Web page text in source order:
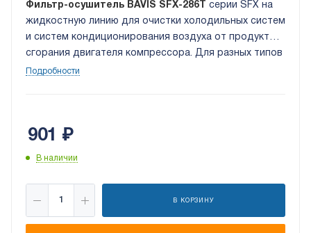
Фильтр-осушитель BAVIS SFX-286Т серии SFX на
жидкостную линию для очистки холодильных систем
и систем кондиционирования воздуха от продуктов
сгорания двигателя компрессора. Для разных типов
фреона. Плотность фильтра 20 микрон.
Подробности
901 ₽
В наличии
В КОРЗИНУ